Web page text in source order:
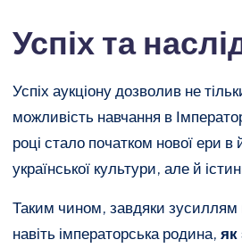
Успіх та
Успіх аукціону дозволив не
можливість навчання в
році стало початком нової ери
української культури, але й
Таким чином, завдяки зусиллям
навіть імператорська родина, як